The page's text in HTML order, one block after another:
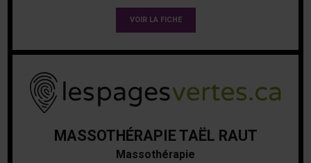
VOIR LA FICHE
MASSOTHÉRAPIE TAËL RAUT
Massothérapie